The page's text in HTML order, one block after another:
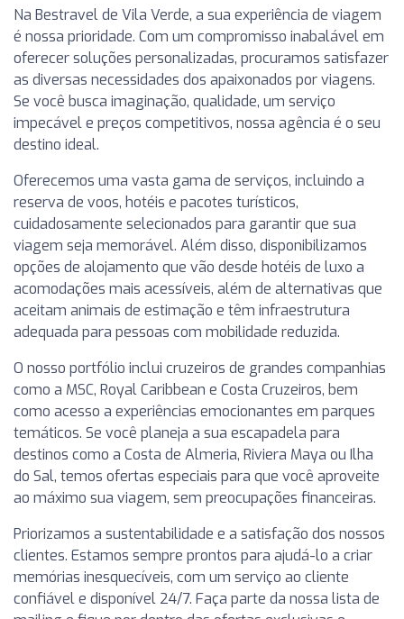
Na Bestravel de Vila Verde, a sua experiência de viagem
é nossa prioridade. Com um compromisso inabalável em
oferecer soluções personalizadas, procuramos satisfazer
as diversas necessidades dos apaixonados por viagens.
Se você busca imaginação, qualidade, um serviço
impecável e preços competitivos, nossa agência é o seu
destino ideal.
Oferecemos uma vasta gama de serviços, incluindo a
reserva de voos, hotéis e pacotes turísticos,
cuidadosamente selecionados para garantir que sua
viagem seja memorável. Além disso, disponibilizamos
opções de alojamento que vão desde hotéis de luxo a
acomodações mais acessíveis, além de alternativas que
aceitam animais de estimação e têm infraestrutura
adequada para pessoas com mobilidade reduzida.
O nosso portfólio inclui cruzeiros de grandes companhias
como a MSC, Royal Caribbean e Costa Cruzeiros, bem
como acesso a experiências emocionantes em parques
temáticos. Se você planeja a sua escapadela para
destinos como a Costa de Almeria, Riviera Maya ou Ilha
do Sal, temos ofertas especiais para que você aproveite
ao máximo sua viagem, sem preocupações financeiras.
Priorizamos a sustentabilidade e a satisfação dos nossos
clientes. Estamos sempre prontos para ajudá-lo a criar
memórias inesquecíveis, com um serviço ao cliente
confiável e disponível 24/7. Faça parte da nossa lista de